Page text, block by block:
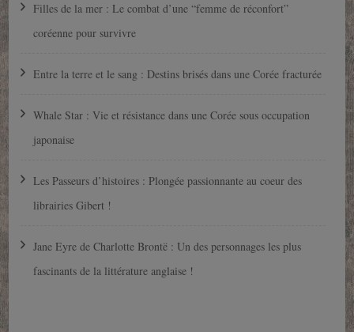
Filles de la mer : Le combat d’une “femme de réconfort”
coréenne pour survivre
Entre la terre et le sang : Destins brisés dans une Corée fracturée
Whale Star : Vie et résistance dans une Corée sous occupation
japonaise
Les Passeurs d’histoires : Plongée passionnante au coeur des
librairies Gibert !
Jane Eyre de Charlotte Brontë : Un des personnages les plus
fascinants de la littérature anglaise !